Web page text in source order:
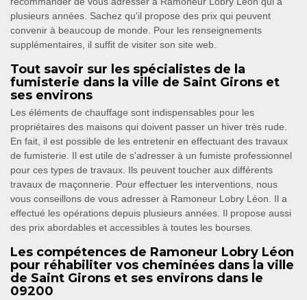
plusieurs années. Sachez qu'il propose des prix qui peuvent
convenir à beaucoup de monde. Pour les renseignements
supplémentaires, il suffit de visiter son site web.
Tout savoir sur les spécialistes de la
fumisterie dans la ville de Saint Girons et
ses environs
Les éléments de chauffage sont indispensables pour les
propriétaires des maisons qui doivent passer un hiver très rude.
En fait, il est possible de les entretenir en effectuant des travaux
de fumisterie. Il est utile de s'adresser à un fumiste professionnel
pour ces types de travaux. Ils peuvent toucher aux différents
travaux de maçonnerie. Pour effectuer les interventions, nous
vous conseillons de vous adresser à Ramoneur Lobry Léon. Il a
effectué les opérations depuis plusieurs années. Il propose aussi
des prix abordables et accessibles à toutes les bourses.
Les compétences de Ramoneur Lobry Léon
pour réhabiliter vos cheminées dans la ville
de Saint Girons et ses environs dans le
09200